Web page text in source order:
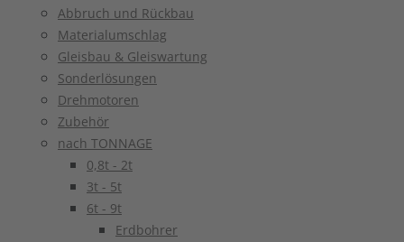
Abbruch und Rückbau
Materialumschlag
Gleisbau & Gleiswartung
Sonderlösungen
Drehmotoren
Zubehör
nach TONNAGE
0,8t - 2t
3t - 5t
6t - 9t
Erdbohrer